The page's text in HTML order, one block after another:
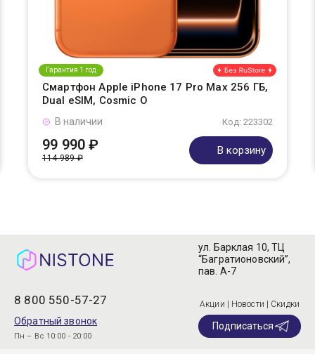
Гарантия 1 год
Смартфон Apple iPhone 17 Pro Max 256 ГБ,
Dual eSIM, Cosmic O
Код: 223302
В наличии
99 990 ₽
114 989 ₽
В корзину
8 800 550-57-27
Обратный звонок
Пн – Вс 10:00 - 20:00
ул. Барклая 10, ТЦ
“Багратионовский”,
пав. А-7
Акции | Новости | Скидки
Подписаться